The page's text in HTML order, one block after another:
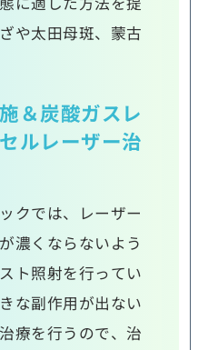
や太田母斑、蒙古
＆炭酸ガスレ
ルレーザー治
クでは、レーザー
濃くならないよう
ト照射を行ってい
な副作用が出ない
療を行うので、治